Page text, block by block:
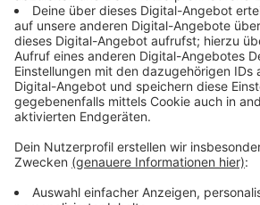
Dafür entwickelte der F.C. Hertha
Bildkarten und Trainingsvideos, um
Flucht traumatisierten Kindern über
Sprachbarrieren hinweg Ablenkung
zu können. Die Jury des DFB nannte
Namensgeber für den Preis, Julius
siebenfacher Nationalspieler, er
jüdischen Herkunft vom Karlsruher